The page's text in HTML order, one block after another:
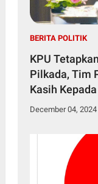
BERITA POLITIK
KPU
Pilkada, Tim
Kasih
Soppeng
December 04, 2024